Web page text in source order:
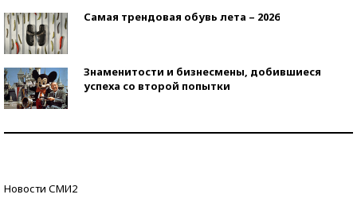
Самая трендовая обувь лета – 2026
Знаменитости и бизнесмены, добившиеся
успеха со второй попытки
Новости СМИ2